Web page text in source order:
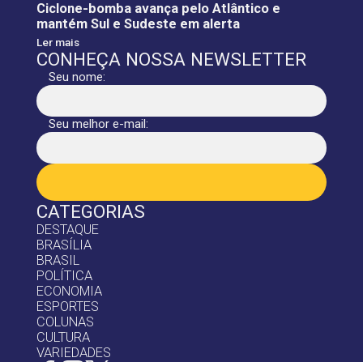
CATEGORIAS
DESTAQUE
BRASÍLIA
BRASIL
POLÍTICA
ECONOMIA
ESPORTES
COLUNAS
CULTURA
VARIEDADES
Ciclone-bomba avança pelo Atlântico e
mantém Sul e Sudeste em alerta
Ler mais
CONHEÇA NOSSA NEWSLETTER
Seu nome:
Seu melhor e-mail: